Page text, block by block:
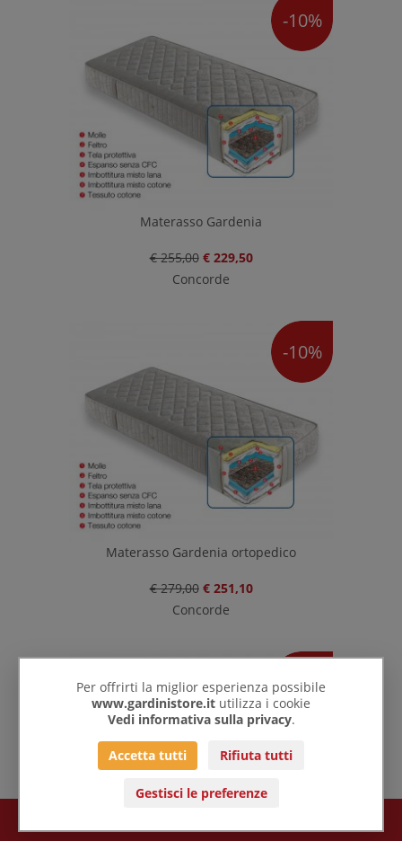
Per offrirti la miglior esperienza possibile
www.gardinistore.it utilizza i cookie
Vedi informativa sulla privacy.
Accetta tutti Rifiuta tutti
Gestisci le preferenze
-10%
Materasso Gardenia
€ 255,00 € 229,50
Concorde
-10%
Materasso Gardenia ortopedico
€ 279,00 € 251,10
Concorde
-10%